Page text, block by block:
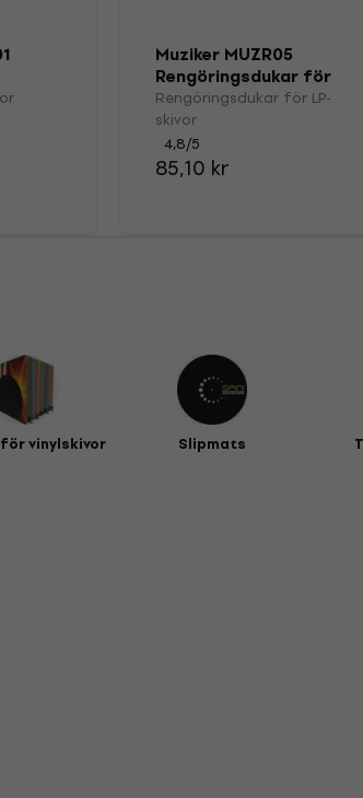
Muziker MUZR05
Rengöringsdukar för
LP-skivor
Rengöringsdukar för LP-
skivor
4,8/5
85,10 kr
vinylskivor Slipmats